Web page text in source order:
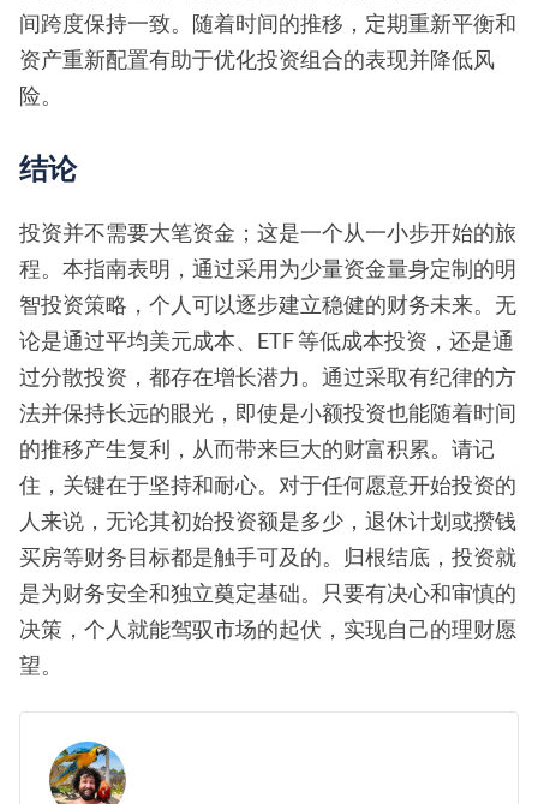
间跨度保持一致。随着时间的推移，定期重新平衡和
资产重新配置有助于优化投资组合的表现并降低风
险。
结论
投资并不需要大笔资金；这是一个从一小步开始的旅
程。本指南表明，通过采用为少量资金量身定制的明
智投资策略，个人可以逐步建立稳健的财务未来。无
论是通过平均美元成本、ETF 等低成本投资，还是通
过分散投资，都存在增长潜力。通过采取有纪律的方
法并保持长远的眼光，即使是小额投资也能随着时间
的推移产生复利，从而带来巨大的财富积累。请记
住，关键在于坚持和耐心。对于任何愿意开始投资的
人来说，无论其初始投资额是多少，退休计划或攒钱
买房等财务目标都是触手可及的。归根结底，投资就
是为财务安全和独立奠定基础。只要有决心和审慎的
决策，个人就能驾驭市场的起伏，实现自己的理财愿
望。